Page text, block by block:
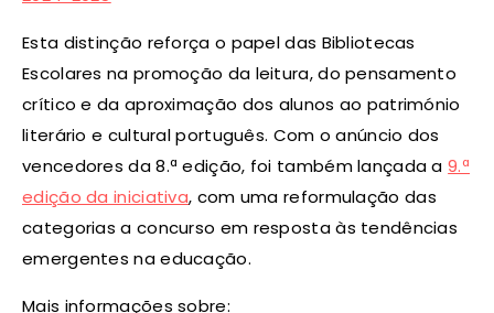
Esta distinção reforça o papel das Bibliotecas
Escolares na promoção da leitura, do pensamento
crítico e da aproximação dos alunos ao património
literário e cultural português. Com o anúncio dos
vencedores da 8.ª edição, foi também lançada a9.ª
edição da iniciativa, com uma reformulação das
categorias a concurso em resposta às tendências
emergentes na educação.
Mais informações sobre: